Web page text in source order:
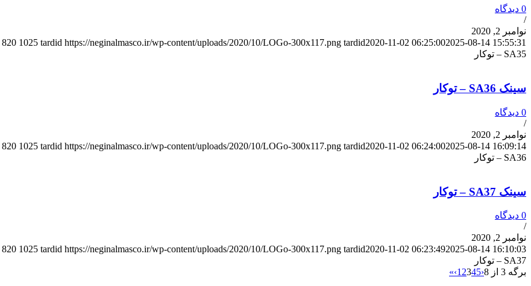
0 دیدگاه
/
نوامبر 2, 2020
820 1025 tardid https://neginalmasco.ir/wp-content/uploads/2020/10/LOGo-300x117.png tardid2020-11-02 06:25:002025-08-14 15:55:31
SA35 – توکار
سینک SA36 – توکار
0 دیدگاه
/
نوامبر 2, 2020
820 1025 tardid https://neginalmasco.ir/wp-content/uploads/2020/10/LOGo-300x117.png tardid2020-11-02 06:24:002025-08-14 16:09:14
SA36 – توکار
سینک SA37 – توکار
0 دیدگاه
/
نوامبر 2, 2020
820 1025 tardid https://neginalmasco.ir/wp-content/uploads/2020/10/LOGo-300x117.png tardid2020-11-02 06:23:492025-08-14 16:10:03
SA37 – توکار
برگه 3 از 8
‹
1 2345
›
»